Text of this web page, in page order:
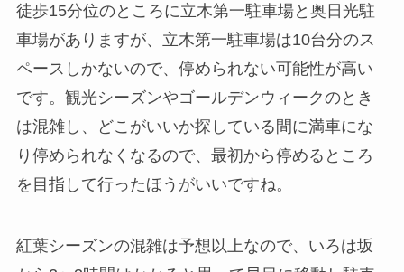
徒歩15分位のところに立木第一駐車場と奥日光駐
車場がありますが、立木第一駐車場は10台分のス
ペースしかないので、停められない可能性が高い
です。観光シーズンやゴールデンウィークのとき
は混雑し、どこがいいか探している間に満車にな
り停められなくなるので、最初から停めるところ
を目指して行ったほうがいいですね。
紅葉シーズンの混雑は予想以上なので、いろは坂